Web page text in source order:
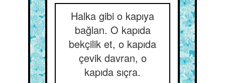
Halka gibi o kapıya
bağlan. O kapıda
bekçilik et, o kapıda
çevik davran, o
kapıda sıçra.